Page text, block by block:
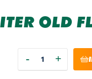
OLD
HOEVEELHEID
VAN
-
VAN
+